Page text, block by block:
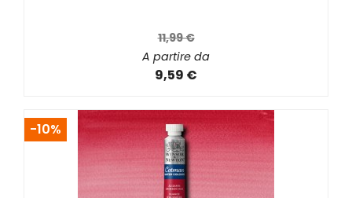
11,99 €
A partire da
9,59 €
-10%